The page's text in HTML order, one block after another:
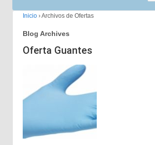
Inicio ›Archivos de Ofertas
Blog Archives
Oferta Guantes